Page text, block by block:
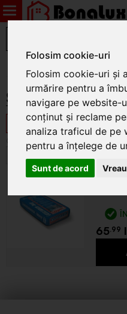
Folosim cookie-uri
Folosim cookie-uri și
urmărire pentru a
navigare pe website-
conținut și reclame
analiza traficul de pe
pentru a înțelege de
Sunt de acord
Sape
65.99